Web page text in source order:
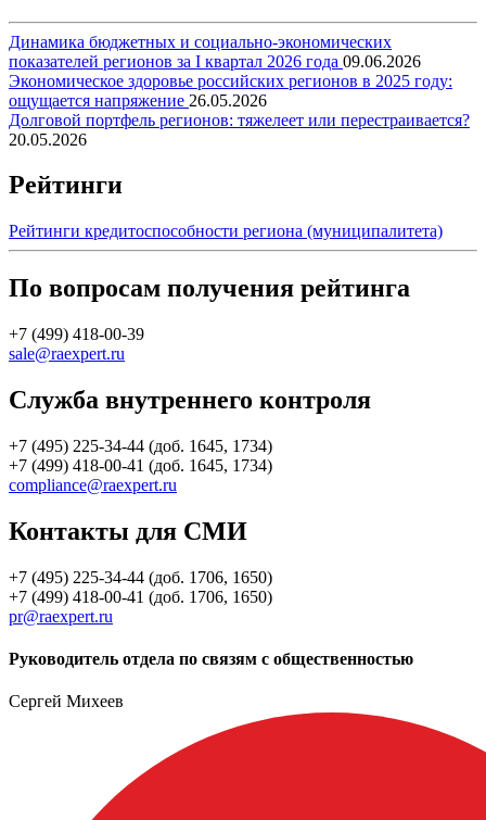
Динамика бюджетных и социально-экономических
показателей регионов за I квартал 2026 года 09.06.2026
Экономическое здоровье российских регионов в 2025 году:
ощущается напряжение 26.05.2026
Долговой портфель регионов: тяжелеет или перестраивается?
20.05.2026
Рейтинги
Рейтинги кредитоспособности региона (муниципалитета)
По вопросам получения рейтинга
+7 (499) 418-00-39
sale@raexpert.ru
Служба внутреннего контроля
+7 (495) 225-34-44 (доб. 1645, 1734)
+7 (499) 418-00-41 (доб. 1645, 1734)
compliance@raexpert.ru
Контакты для СМИ
+7 (495) 225-34-44 (доб. 1706, 1650)
+7 (499) 418-00-41 (доб. 1706, 1650)
pr@raexpert.ru
Руководитель отдела по связям с общественностью
Сергей Михеев